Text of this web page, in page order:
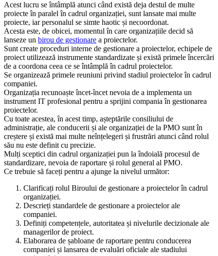
Acest lucru se întâmplă atunci când există deja destul de multe
proiecte în paralel în cadrul organizației, sunt lansate mai multe
proiecte, iar personalul se simte haotic și necoordonat.
Acesta este, de obicei, momentul în care organizațiile decid să
lanseze un birou de gestionare a proiectelor.
Sunt create proceduri interne de gestionare a proiectelor, echipele de
proiect utilizează instrumente standardizate și există primele încercări
de a coordona ceea ce se întâmplă în cadrul proiectelor.
Se organizează primele reuniuni privind stadiul proiectelor în cadrul
companiei.
Organizația recunoaște încet-încet nevoia de a implementa un
instrument IT profesional pentru a sprijini compania în gestionarea
proiectelor.
Cu toate acestea, în acest timp, așteptările consiliului de
administrație, ale conducerii și ale organizației de la PMO sunt în
creștere și există mai multe neînțelegeri și frustrări atunci când rolul
său nu este definit cu precizie.
Mulți sceptici din cadrul organizației pun la îndoială procesul de
standardizare, nevoia de raportare și rolul general al PMO.
Ce trebuie să faceți pentru a ajunge la nivelul următor:
Clarificați rolul Biroului de gestionare a proiectelor în cadrul
organizației.
Descrieți standardele de gestionare a proiectelor ale
companiei.
Definiți competențele, autoritatea și nivelurile decizionale ale
managerilor de proiect.
Elaborarea de șabloane de raportare pentru conducerea
companiei și lansarea de evaluări oficiale ale stadiului